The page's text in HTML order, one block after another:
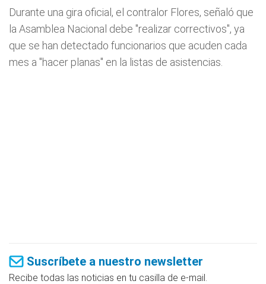
Durante una gira oficial, el contralor Flores, señaló que
la Asamblea Nacional debe "realizar correctivos", ya
que se han detectado funcionarios que acuden cada
mes a "hacer planas" en la listas de asistencias.
Suscríbete a nuestro newsletter
Recibe todas las noticias en tu casilla de e-mail.